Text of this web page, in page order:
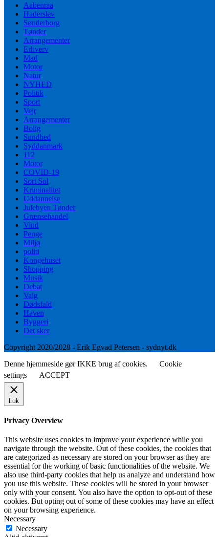
Aabenraa
Haderslev
Sønderborg
Tønder
Arrangementer
Erhverv
Mad
Motor
Natur
NYHED
Politik
Sport
Vejr
Arrangementer
Bolig
Sundhed
Syddanmark
112
Motor
COVID-19
Sort Sol
Kriminalitet
Uddannelse
Julebyen Tønder
Grænsehandel
Vind
Penge
Miljø
politi
Kongehuset
Shopping
Musik
Debat
Valg
Dødsfald
Haven
Byggeri
Det sker
Copyright 2020/2028 - Erik Egvad Petersen - sydnyt.dk
Denne hjemmeside gør IKKE brug af cookies.
Cookie
settings
ACCEPT
Luk
Privacy Overview
This website uses cookies to improve your experience while you
navigate through the website. Out of these cookies, the cookies that
are categorized as necessary are stored on your browser as they are
essential for the working of basic functionalities of the website. We
also use third-party cookies that help us analyze and understand how
you use this website. These cookies will be stored in your browser
only with your consent. You also have the option to opt-out of these
cookies. But opting out of some of these cookies may have an effect
on your browsing experience.
Necessary
Necessary